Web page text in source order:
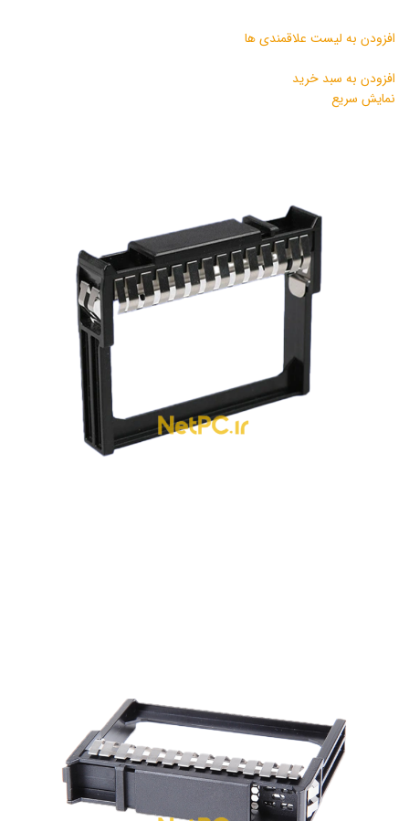
افزودن به لیست علاقمندی ها
افزودن به سبد خرید
نمایش سریع